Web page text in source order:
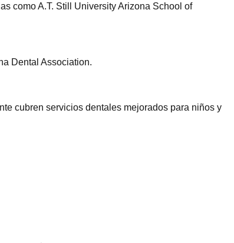
como A.T. Still University Arizona School of
Dental Association.
cubren servicios dentales mejorados para niños y